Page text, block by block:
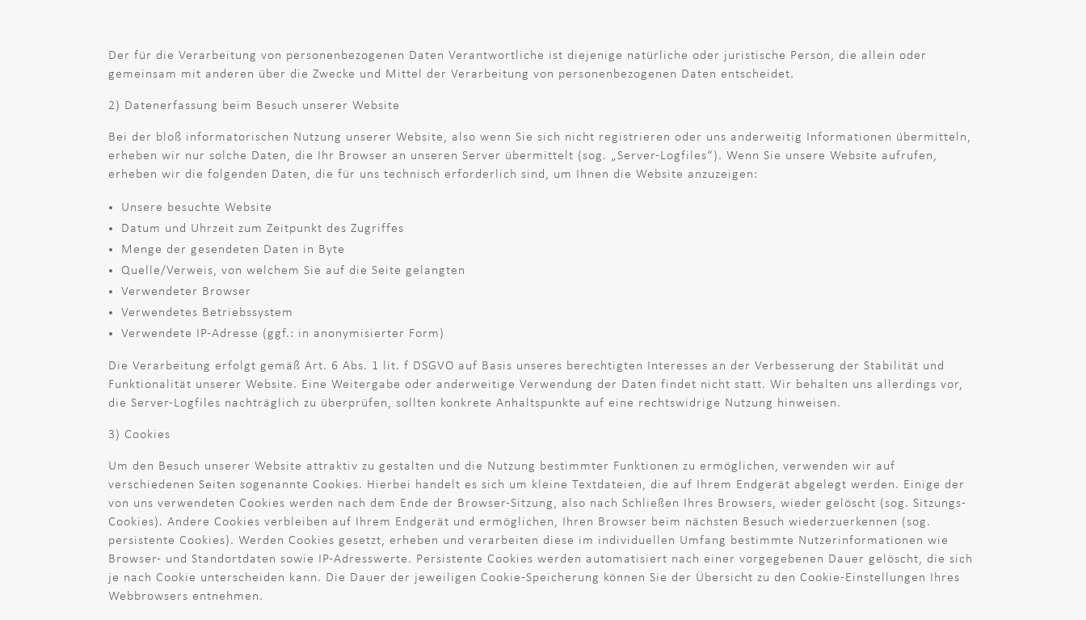
Der für die Verarbeitung von personenbezogenen Daten Verantwortliche ist diejenige natürliche oder juristische Person, die allein oder
gemeinsam mit anderen über die Zwecke und Mittel der Verarbeitung von personenbezogenen Daten entscheidet.
2) Datenerfassung beim Besuch unserer Website
Bei der bloß informatorischen Nutzung unserer Website, also wenn Sie sich nicht registrieren oder uns anderweitig Informationen übermitteln,
erheben wir nur solche Daten, die Ihr Browser an unseren Server übermittelt (sog. „Server-Logfiles“). Wenn Sie unsere Website aufrufen,
erheben wir die folgenden Daten, die für uns technisch erforderlich sind, um Ihnen die Website anzuzeigen:
Unsere besuchte Website
Datum und Uhrzeit zum Zeitpunkt des Zugriffes
Menge der gesendeten Daten in Byte
Quelle/Verweis, von welchem Sie auf die Seite gelangten
Verwendeter Browser
Verwendetes Betriebssystem
Verwendete IP-Adresse (ggf.: in anonymisierter Form)
Die Verarbeitung erfolgt gemäß Art. 6 Abs. 1 lit. f DSGVO auf Basis unseres berechtigten Interesses an der Verbesserung der Stabilität und
Funktionalität unserer Website. Eine Weitergabe oder anderweitige Verwendung der Daten findet nicht statt. Wir behalten uns allerdings vor,
die Server-Logfiles nachträglich zu überprüfen, sollten konkrete Anhaltspunkte auf eine rechtswidrige Nutzung hinweisen.
3) Cookies
Um den Besuch unserer Website attraktiv zu gestalten und die Nutzung bestimmter Funktionen zu ermöglichen, verwenden wir auf
verschiedenen Seiten sogenannte Cookies. Hierbei handelt es sich um kleine Textdateien, die auf Ihrem Endgerät abgelegt werden. Einige der
von uns verwendeten Cookies werden nach dem Ende der Browser-Sitzung, also nach Schließen Ihres Browsers, wieder gelöscht (sog. Sitzungs-
Cookies). Andere Cookies verbleiben auf Ihrem Endgerät und ermöglichen, Ihren Browser beim nächsten Besuch wiederzuerkennen (sog.
persistente Cookies). Werden Cookies gesetzt, erheben und verarbeiten diese im individuellen Umfang bestimmte Nutzerinformationen wie
Browser- und Standortdaten sowie IP-Adresswerte. Persistente Cookies werden automatisiert nach einer vorgegebenen Dauer gelöscht, die sich
je nach Cookie unterscheiden kann. Die Dauer der jeweiligen Cookie-Speicherung können Sie der Übersicht zu den Cookie-Einstellungen Ihres
Webbrowsers entnehmen.